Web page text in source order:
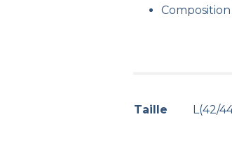
Composition
Taille L(42/